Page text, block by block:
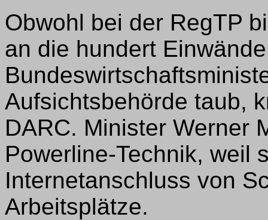
Obwohl bei der RegTP
an die hundert
Aufsichtsbehörde taub,
DARC. Minister Werner
Powerline-Technik, weil
Internetanschluss von
Arbeitsplätze.